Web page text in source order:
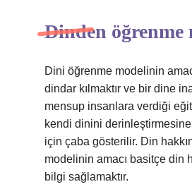
Dinden öğrenme
Dini öğrenme modelinin
dindar kılmaktır ve bir dine
mensup insanlara verdiği
kendi dinini derinleştirmesine
için çaba gösterilir. Din
modelinin amacı basitçe din
bilgi sağlamaktır.